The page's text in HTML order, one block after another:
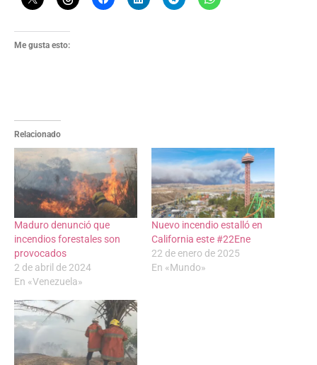
Me gusta esto:
Relacionado
Maduro denunció que
incendios forestales son
provocados
2 de abril de 2024
En «Venezuela»
Nuevo incendio estalló en
California este #22Ene
22 de enero de 2025
En «Mundo»